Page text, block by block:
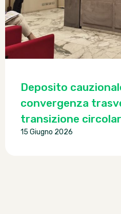
Deposito
convergenza
transizione
15 Giugno 2026